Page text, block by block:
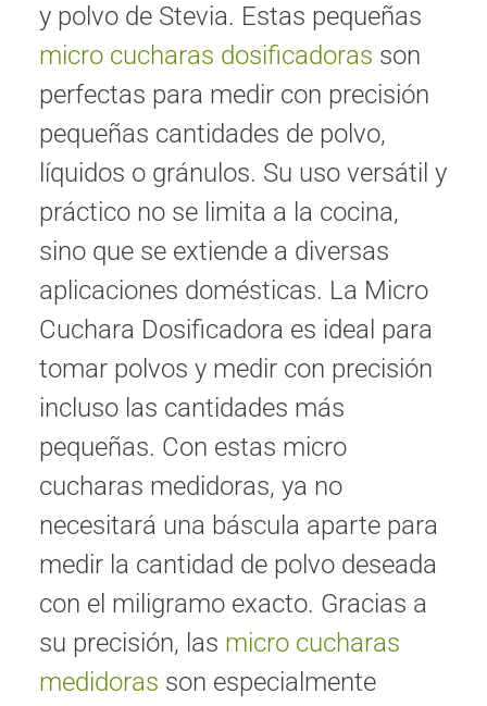
y polvo de Stevia. Estas pequeñas
micro cucharas dosificadoras son
perfectas para medir con precisión
pequeñas cantidades de polvo,
líquidos o gránulos. Su uso versátil y
práctico no se limita a la cocina,
sino que se extiende a diversas
aplicaciones domésticas. La Micro
Cuchara Dosificadora es ideal para
tomar polvos y medir con precisión
incluso las cantidades más
pequeñas. Con estas micro
cucharas medidoras, ya no
necesitará una báscula aparte para
medir la cantidad de polvo deseada
con el miligramo exacto. Gracias a
su precisión, las micro cucharas
medidoras son especialmente